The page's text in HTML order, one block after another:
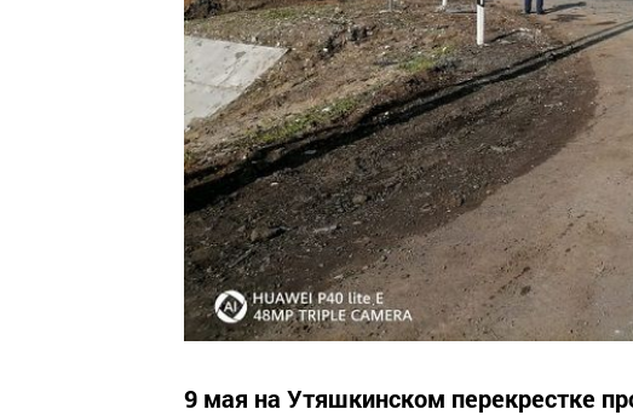
9 мая на Утяшкинском перекрестке